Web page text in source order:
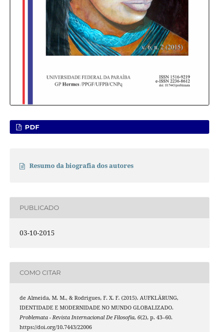
PDF
Resumo da biografia dos autores
PUBLICADO
03-10-2015
COMO CITAR
de Almeida, M. M., & Rodrigues, F. X. F. (2015). AUFKLÄRUNG,
IDENTIDADE E MODERNIDADE NO MUNDO GLOBALIZADO.
Problemata - Revista Internacional De Filosofia, 6(2), p. 43–60.
https://doi.org/10.7443/22006